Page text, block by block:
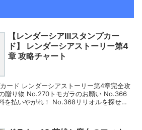
【レンダーシアⅢスタンプカー
ド】 レンダーシアストーリー第4
章 攻略チャート
ード レンダーシアストーリー第4章完全攻
贈り物 No.270トモガラのお願い No.366
を払いやがれ！ No.368リリオルを探せ！